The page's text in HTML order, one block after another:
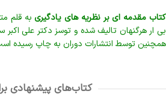
کتاب مقدمه ای بر نظریه های یادگیری به قلم
بی ار هرگنهان تالیف شده و توسز دکتر علی
همچنین توسط انتشارات دوران به چاپ رسیده
کتاب‌های پیشنهادی